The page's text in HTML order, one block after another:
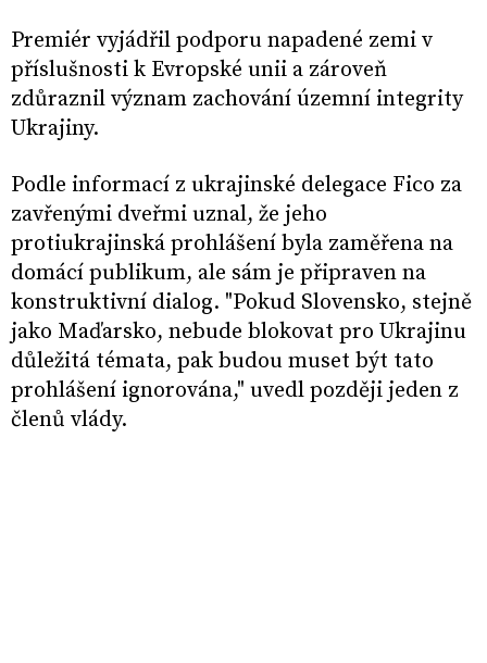
Premiér vyjádřil podporu napadené zemi v
příslušnosti k Evropské unii a zároveň
zdůraznil význam zachování územní integrity
Ukrajiny.
Podle informací z ukrajinské delegace Fico za
zavřenými dveřmi uznal, že jeho
protiukrajinská prohlášení byla zaměřena na
domácí publikum, ale sám je připraven na
konstruktivní dialog. "Pokud Slovensko, stejně
jako Maďarsko, nebude blokovat pro Ukrajinu
důležitá témata, pak budou muset být tato
prohlášení ignorována," uvedl později jeden z
členů vlády.